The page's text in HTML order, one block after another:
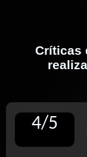
Críticas
4/5